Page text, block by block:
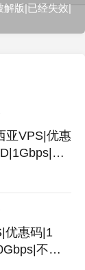
解版|已经失效|
亚VPS|优惠
不
优惠码|1
不限